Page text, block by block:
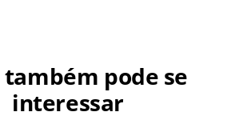
também pode se
interessar